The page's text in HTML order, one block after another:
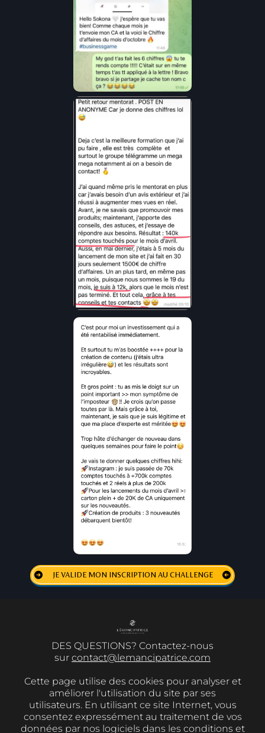
JE VALIDE MON INSCRIPTION AU CHALLENGE
DES QUESTIONS? Contactez-nous
sur contact@lemancipatrice.com
Cette page utilise des cookies pour analyser et
améliorer l'utilisation du site par ses
utilisateurs. En utilisant ce site Internet, vous
consentez expressément au traitement de vos
données par nos logiciels dans les conditions et